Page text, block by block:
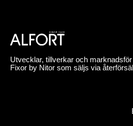
Utvecklar, tillverkar och
Fixor by Nitor som säljs via